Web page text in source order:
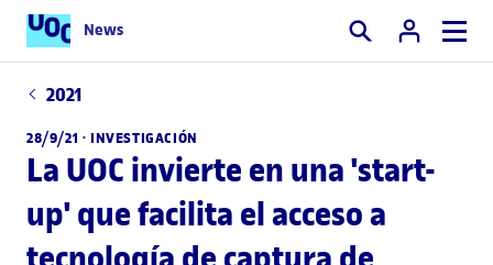
News Buscar
2021
28/9/21 · INVESTIGACIÓN
La UOC invierte en una 'start-
up' que facilita el acceso a